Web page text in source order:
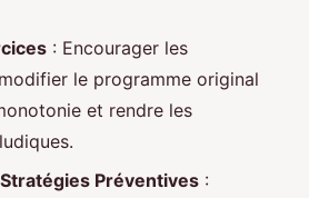
: Encourager les
le programme original
et rendre les
Préventives :